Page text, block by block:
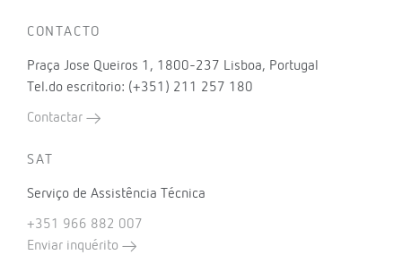
CONTACTO
Praça Jose Queiros 1, 1800-237 Lisboa, Portugal
Tel.do escritorio: (+351) 211 257 180
Contactar
SAT
Serviço de Assistência Técnica
+351 966 882 007
Enviar inquérito